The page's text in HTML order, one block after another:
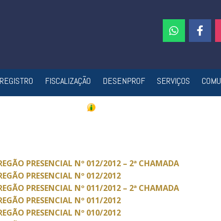
REGISTRO FISCALIZAÇÃO DESENPROF SERVIÇOS
PRESENCIAL Nº 012/2012 – 2ª CHAMADA
PRESENCIAL Nº 012/2012
PRESENCIAL Nº 011/2012 – 2ª CHAMADA
PRESENCIAL Nº 011/2012
PRESENCIAL Nº 010/2012